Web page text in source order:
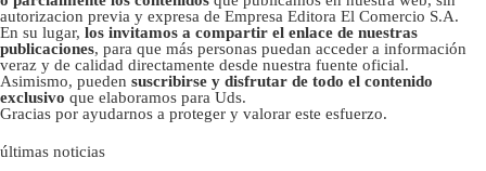
autorizacion previa y expresa de Empresa Editora El Comercio S.A.
En su lugar, los invitamos a compartir el enlace de nuestras
publicaciones, para que más personas puedan acceder a información
veraz y de calidad directamente desde nuestra fuente oficial.
Asimismo, pueden suscribirse y disfrutar de todo el contenido
exclusivo que elaboramos para Uds.
Gracias por ayudarnos a proteger y valorar este esfuerzo.
últimas noticias